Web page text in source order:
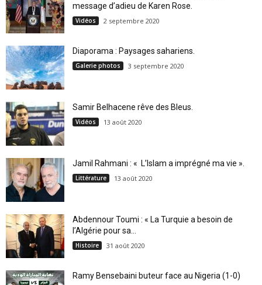
message d’adieu de Karen Rose.
Vidéos 2 septembre 2020
Diaporama : Paysages sahariens.
Galerie photos 3 septembre 2020
Samir Belhacene rêve des Bleus.
Vidéos 13 août 2020
Jamil Rahmani : « L’Islam a imprégné ma vie ».
Littérature 13 août 2020
Abdennour Toumi : « La Turquie a besoin de
l’Algérie pour sa...
Histoire 31 août 2020
Ramy Bensebaini buteur face au Nigeria (1-0)